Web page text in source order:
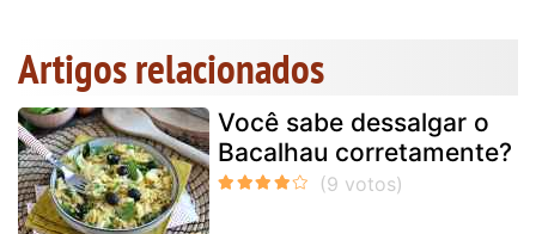
Artigos relacionados
Você sabe dessalgar o
Bacalhau corretamente?